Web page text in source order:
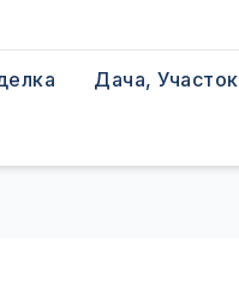
Дача, Участок